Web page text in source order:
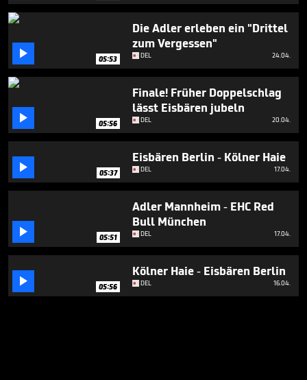
 05:53
Die Adler erleben ein "Drittel
zum Vergessen"
DEL 24.04.
 05:56
Finale! Früher Doppelschlag
lässt Eisbären jubeln
DEL 20.04.
 05:37
Eisbären Berlin - Kölner Haie
DEL 17.04.
 05:51
Adler Mannheim - EHC Red
Bull München
DEL 17.04.
 05:56
Kölner Haie - Eisbären Berlin
DEL 16.04.